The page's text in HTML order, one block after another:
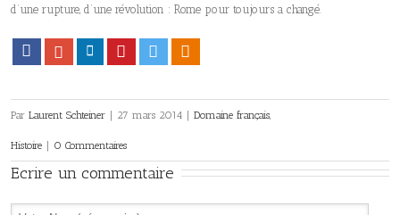
d’une rupture, d’une révolution : Rome pour toujours a changé.
Facebook Google+
Par Laurent Schteiner 27 mars 2014 Domaine français,
Histoire 0 Commentaires
Ecrire un commentaire